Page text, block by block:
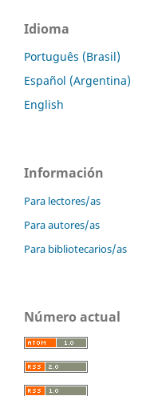
Idioma
Português (Brasil)
Español (Argentina)
English
Información
Para lectores/as
Para autores/as
Para bibliotecarios/as
Número actual